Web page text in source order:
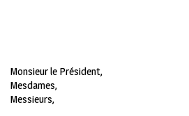
Monsieur le Président,
Mesdames,
Messieurs,